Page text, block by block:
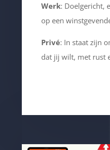
Werk: Doelgericht,
op een
Privé: In staat zijn
dat jij wilt, met rust